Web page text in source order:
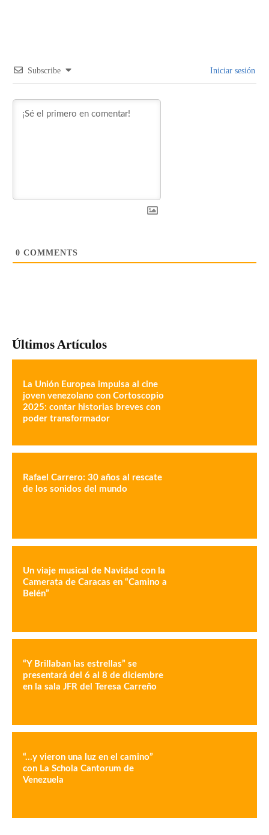
Subscribe Iniciar sesión
0 COMMENTS
Últimos Artículos
La Unión Europea impulsa al cine
joven venezolano con Cortoscopio
2025: contar historias breves con
poder transformador
Rafael Carrero: 30 años al rescate
de los sonidos del mundo
Un viaje musical de Navidad con la
Camerata de Caracas en “Camino a
Belén”
“Y Brillaban las estrellas” se
presentará del 6 al 8 de diciembre
en la sala JFR del Teresa Carreño
“…y vieron una luz en el camino”
con La Schola Cantorum de
Venezuela